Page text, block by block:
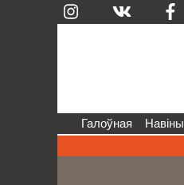
Галоўная Навіны